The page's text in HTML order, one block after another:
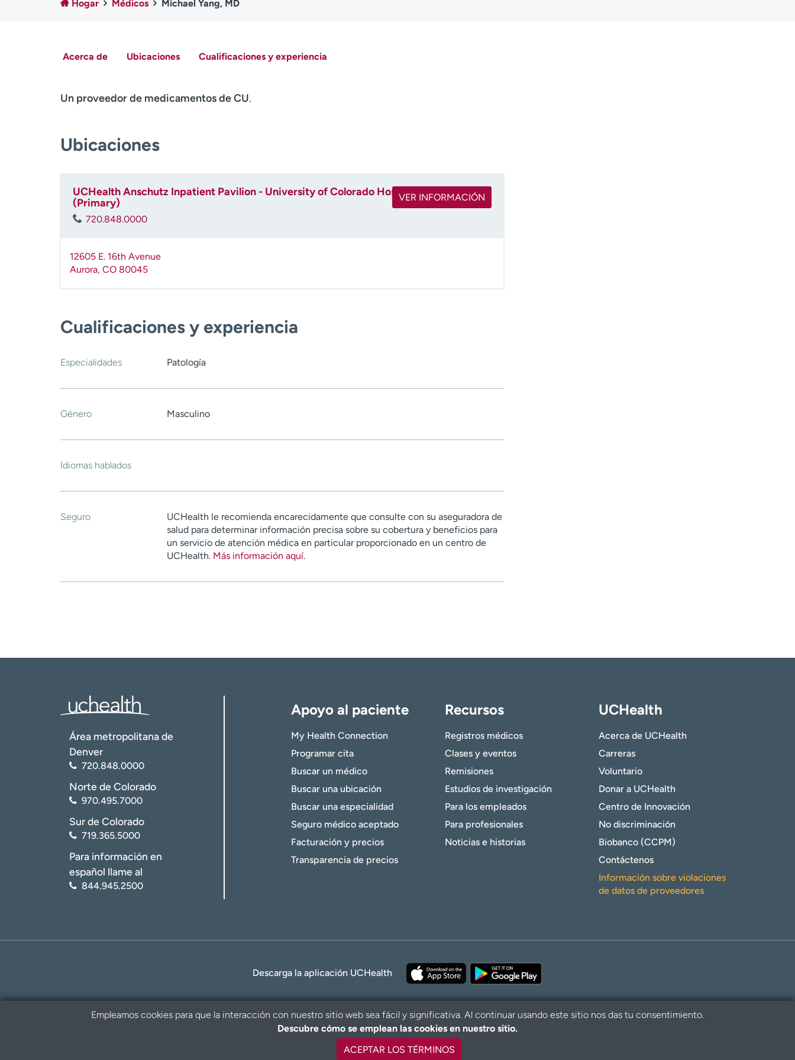
Hogar Médicos Michael Yang, MD
Acerca de Ubicaciones Cualificaciones y experiencia
Un proveedor de medicamentos de CU.
Ubicaciones
UCHealth Anschutz Inpatient Pavilion - University of Colorado Hospital
(Primary)
720.848.0000
VER INFORMACIÓN
12605 E. 16th Avenue
Aurora, CO 80045
Cualificaciones y experiencia
Especialidades Patología
Género Masculino
Idiomas hablados
Seguro
UCHealth le recomienda encarecidamente que consulte con su aseguradora de
salud para determinar información precisa sobre su cobertura y beneficios para
un servicio de atención médica en particular proporcionado en un centro de
UCHealth. Más información aquí.
Área metropolitana de
Denver
720.848.0000
Norte de Colorado
970.495.7000
Sur de Colorado
719.365.5000
Para información en
español llame al
844.945.2500
Apoyo al paciente
My Health Connection
Programar cita
Buscar un médico
Buscar una ubicación
Buscar una especialidad
Seguro médico aceptado
Facturación y precios
Transparencia de precios
Recursos
Registros médicos
Clases y eventos
Remisiones
Estudios de investigación
Para los empleados
Para profesionales
Noticias e historias
UCHealth
Acerca de UCHealth
Carreras
Voluntario
Donar a UCHealth
Centro de Innovación
No discriminación
Biobanco (CCPM)
Contáctenos
Información sobre violaciones
de datos de proveedores
Descarga la aplicación UCHealth
Empleamos cookies para que la interacción con nuestro sitio web sea fácil y significativa. Al continuar usando este sitio nos das tu consentimiento.
Descubre cómo se emplean las cookies en nuestro sitio.
ACEPTAR LOS TÉRMINOS